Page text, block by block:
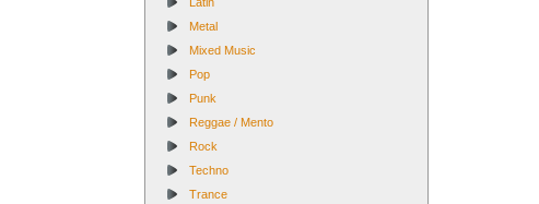
Metal
Mixed Music
Pop
Punk
Reggae / Mento
Rock
Techno
Trance